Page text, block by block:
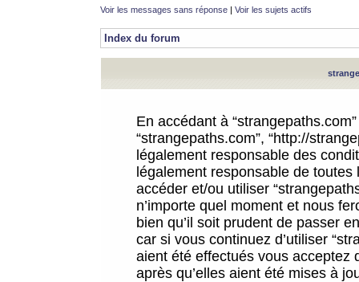
Voir les messages sans réponse | Voir les sujets actifs
Index du forum
En accédant à
“strangepaths.com”, “http://
légalement responsable des
légalement responsable de
accéder et/ou utiliser
n’importe quel moment et nous
bien qu’il soit prudent de passer
car si vous continuez d’utiliser
aient été effectués vous acceptez
après qu’elles aient été mises à